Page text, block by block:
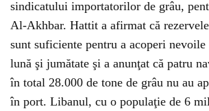
sindicatului importatorilor de grâu,
Al-Akhbar. Hattit a afirmat că
sunt suficiente pentru a acoperi
lună şi jumătate şi a anunţat că patru
în total 28.000 de tone de grâu nu au
în port. Libanul, cu o populaţie de 6